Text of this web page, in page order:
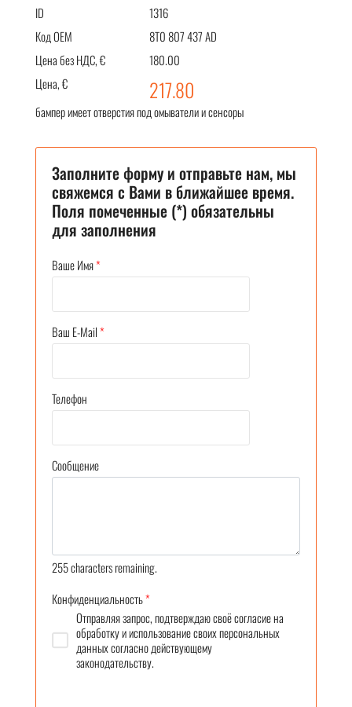
ID
1316
Код OEM
8T0 807 437 AD
Цена без НДС, €
180.00
Цена, €
217.80
бампер имеет отверстия под омыватели и сенсоры
Заполните форму и отправьте нам, мы
свяжемся с Вами в ближайшее время.
Поля помеченные (*) обязательны
для заполнения
Ваше Имя*
Ваш E-Mail*
Телефон
Сообщение
255characters remaining.
Конфиденциальность*
Отправляя запрос, подтверждаю своё согласие на
обработку и использование своих персональных
данных согласно действующему
законодательству.